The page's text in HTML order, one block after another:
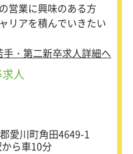
竹中工務店、大林組の
ゼネコンが多く、顧客
エー」として知名度が
日本全国の地下鉄路線や
路、誰もが知る高層ビ
ク等への参画実績を持
社のビジネスは建設現
ものです。付随して、
50年以上の歴史がある
社のみと、独自の専門
、設備投資や技術面か
営業に興味のある方
リアを積んでいきたい
持ち」としてサポート
手・第二新卒求人詳細へ
人
愛川町角田4649-1
ら車10分